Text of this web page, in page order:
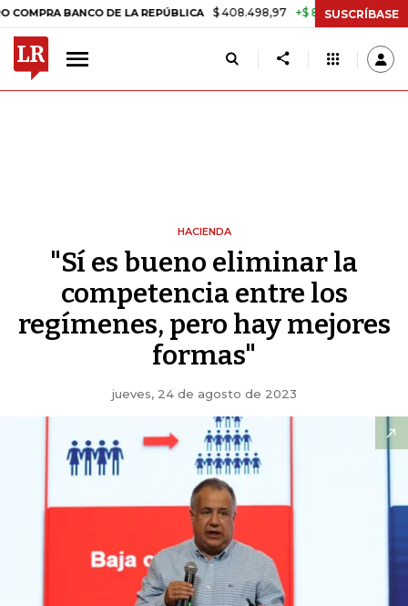
BANCO DE LA REPÚBLICA $ 408.498,97 +$ 8.753,81 +2,19%
SUSCRÍBASE
HACIENDA
"Sí es bueno eliminar la
competencia entre los
regímenes, pero hay mejores
formas"
jueves, 24 de agosto de 2023